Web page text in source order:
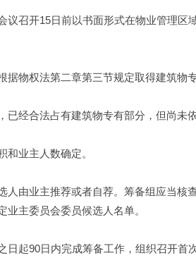
召开15日前以书面形式在物业管理区
物权法第二章第三节规定取得建筑物专
经合法占有建筑物专有部分，但尚未依
业主人数确定。
由业主推荐或者自荐。筹备组应当核查
主委员会委员候选人名单。
起90日内完成筹备工作，组织召开首次